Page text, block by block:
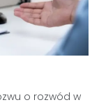
o rozwód w